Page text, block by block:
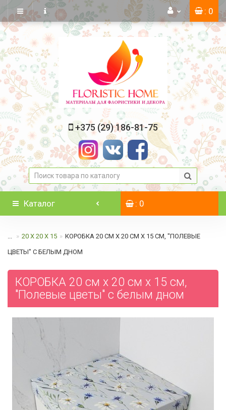
: 0
+375 (29) 186-81-75
Каталог : 0
... 20 Х 20 Х 15 КОРОБКА 20 СМ Х 20 СМ Х 15 СМ, "ПОЛЕВЫЕ
ЦВЕТЫ" C БЕЛЫМ ДНОМ
КОРОБКА 20 см х 20 см х 15 см,
"Полевые цветы" c белым дном